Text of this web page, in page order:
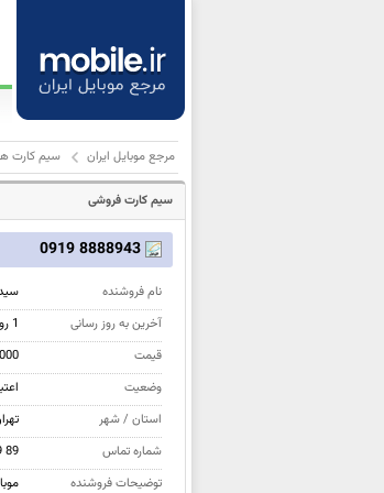
مرجع موبایل ایران سیم کارت
سیم کارت فروشی
8888943 0919
نام فروشنده
آخرین به روز رسانی
1 روز پیش
قیمت
وضعیت
استان / شهر
شماره تماس
89
توضیحات فروشنده